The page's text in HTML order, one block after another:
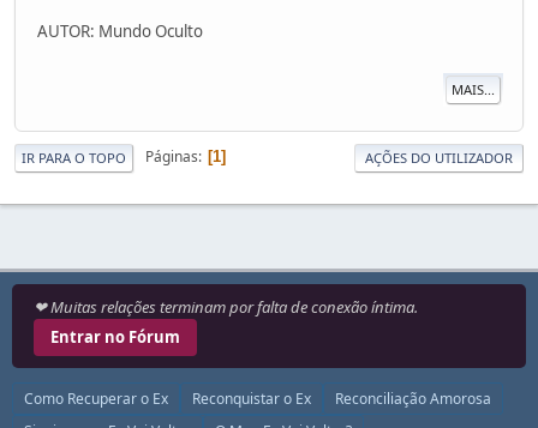
AUTOR: Mundo Oculto
MAIS...
IR PARA O TOPO Páginas 1 AÇÕES DO UTILIZADOR
❤ Muitas relações terminam por falta de conexão íntima.
Entrar no Fórum
Como Recuperar o Ex Reconquistar o Ex
Reconciliação Amorosa